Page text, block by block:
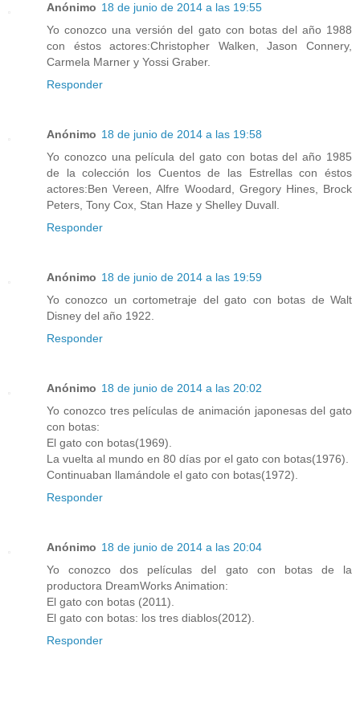
Anónimo 18 de junio de 2014 a las 19:55
Yo conozco una versión del gato con botas del año 1988
con éstos actores:Christopher Walken, Jason Connery,
Carmela Marner y Yossi Graber.
Responder
Anónimo 18 de junio de 2014 a las 19:58
Yo conozco una película del gato con botas del año 1985
de la colección los Cuentos de las Estrellas con éstos
actores:Ben Vereen, Alfre Woodard, Gregory Hines, Brock
Peters, Tony Cox, Stan Haze y Shelley Duvall.
Responder
Anónimo 18 de junio de 2014 a las 19:59
Yo conozco un cortometraje del gato con botas de Walt
Disney del año 1922.
Responder
Anónimo 18 de junio de 2014 a las 20:02
Yo conozco tres películas de animación japonesas del gato
con botas:
El gato con botas(1969).
La vuelta al mundo en 80 días por el gato con botas(1976).
Continuaban llamándole el gato con botas(1972).
Responder
Anónimo 18 de junio de 2014 a las 20:04
Yo conozco dos películas del gato con botas de la
productora DreamWorks Animation:
El gato con botas (2011).
El gato con botas: los tres diablos(2012).
Responder